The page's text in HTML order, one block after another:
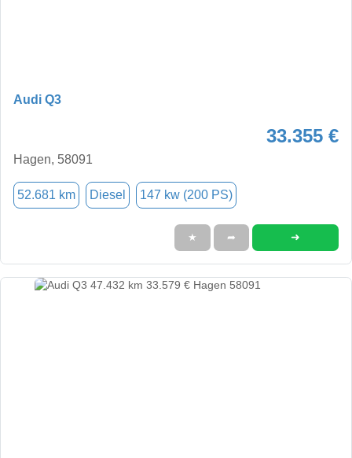
Audi Q3
33.355 €
Hagen, 58091
52.681 km Diesel 147 kw (200 PS)
★ ➦ ➜